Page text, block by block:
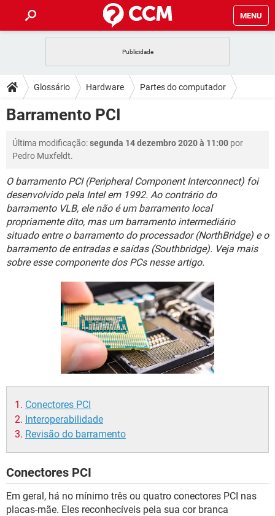
MENU
CELULAR FACEBOOK
OUTLOOK
GUIA DE COMPRAS
DICAS
JOGOS
CELULAR
OUTLOOK EXCEL
GUIA DE COMPRAS
DOWNLOADS
CELULAR
INSTAGRAM GMAIL
GUIA DE COMPRAS
FÓRUM
CELULAR FACEBOOK
OUTLOOK EXCEL
INSTAGRAM GMAIL
GUIA DE COMPRAS
JOGOS WHATSAPP
CELULAR FACEBOOK
OUTLOOK EXCEL
INSTAGRAM
Glossário Hardware Partes do computador
Barramento PCI
Última modificação:segunda 14 dezembro 2020 à 11:00 por
Pedro Muxfeldt.
O barramento PCI (Peripheral Component Interconnect) foi
desenvolvido pela Intel em 1992. Ao contrário do
barramento VLB, ele não é um barramento local
propriamente dito, mas um barramento intermediário
situado entre o barramento do processador (NorthBridge) e o
barramento de entradas e saídas (Southbridge). Veja mais
sobre esse componente dos PCs nesse artigo.
Conectores PCI
Interoperabilidade
Revisão do barramento
Conectores PCI
Em geral, há no mínimo três ou quatro conectores PCI nas
placas-mãe. Eles reconhecíveis pela sua cor branca